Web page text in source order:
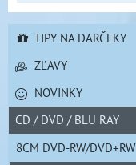
TIPY NA DARČEKY
ZĽAVY
NOVINKY
CD / DVD / BLU RAY
8CM DVD-RW/DVD+RW